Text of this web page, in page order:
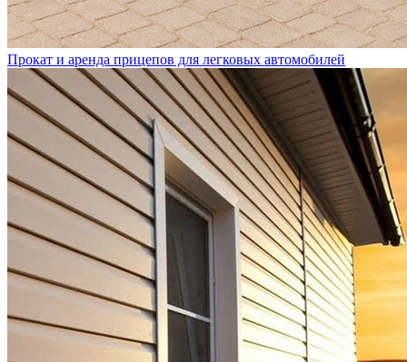
Прокат и аренда прицепов для легковых автомобилей